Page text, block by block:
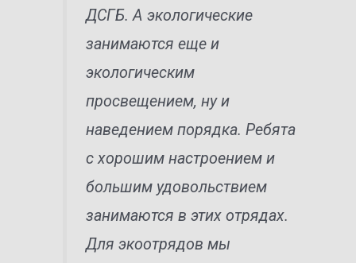
ДСГБ. А экологические
занимаются еще и
экологическим
просвещением, ну и
наведением порядка. Ребята
с хорошим настроением и
большим удовольствием
занимаются в этих отрядах.
Для экоотрядов мы